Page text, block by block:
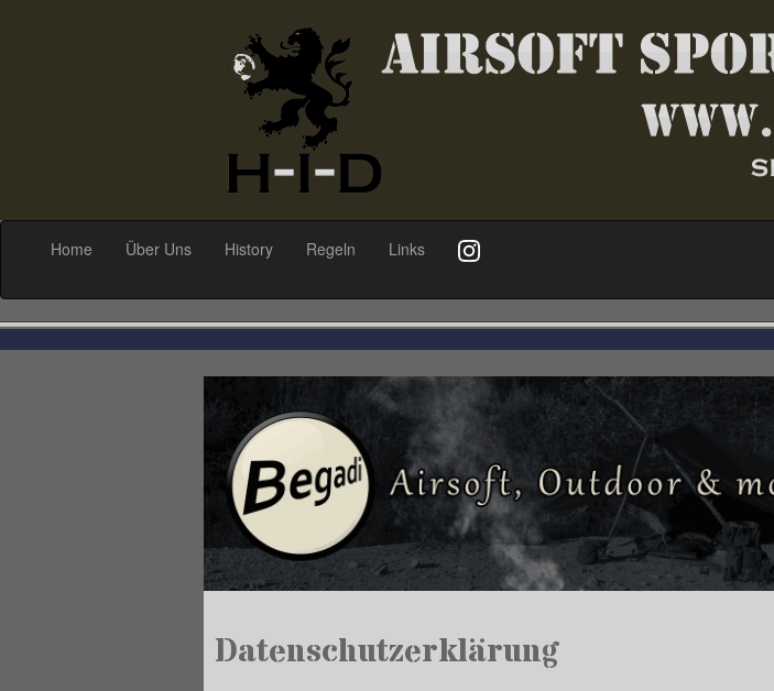
Home (current)Über Uns History Regeln Links
Datenschutzerklärung